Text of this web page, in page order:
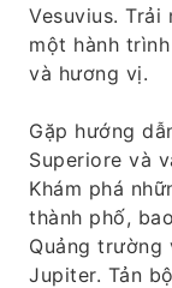
Vesuvius. Trải
một hành
và hương vị.
Gặp hướng
Superiore và
Khám phá
thành phố,
Quảng trường
Jupiter. Tản